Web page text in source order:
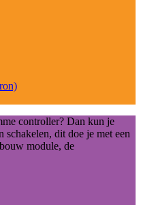
controller? Dan kun je
dit doe je met een
module, de